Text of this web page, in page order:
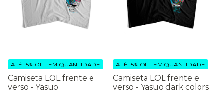
Camiseta LOL frente e
verso - Yasuo
ATÉ 15% OFF EM QUANTIDADE
Camiseta LOL frente e
verso - Yasuo dark colors
ATÉ 15% OFF EM QUANTIDADE